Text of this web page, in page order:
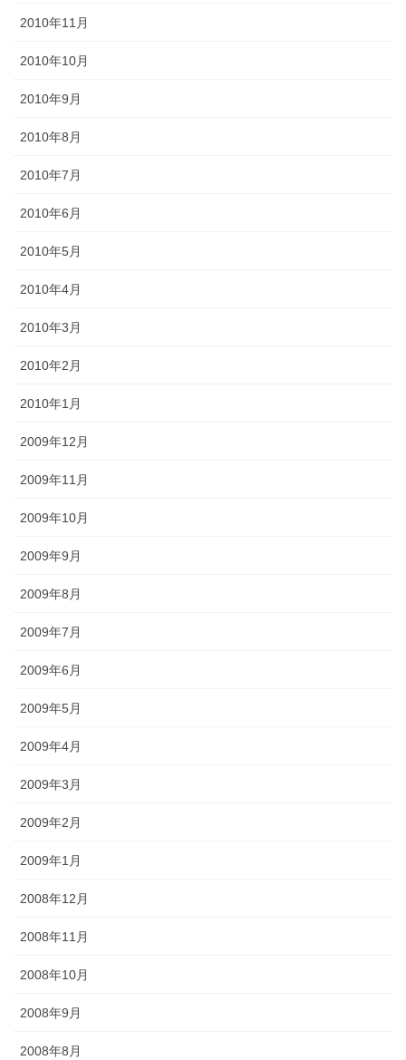
2010年11月
2010年10月
2010年9月
2010年8月
2010年7月
2010年6月
2010年5月
2010年4月
2010年3月
2010年2月
2010年1月
2009年12月
2009年11月
2009年10月
2009年9月
2009年8月
2009年7月
2009年6月
2009年5月
2009年4月
2009年3月
2009年2月
2009年1月
2008年12月
2008年11月
2008年10月
2008年9月
2008年8月